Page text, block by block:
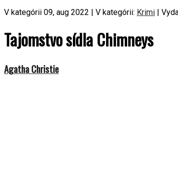
V kategórii 09, aug 2022 | V kategórii: Krimi |
Tajomstvo sídla Chimneys
Agatha Christie